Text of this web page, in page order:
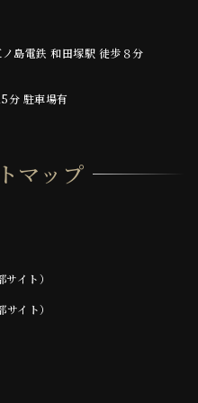
島電鉄 和田塚駅 徒歩８分
分 駐車場有
マップ
イト）
イト）